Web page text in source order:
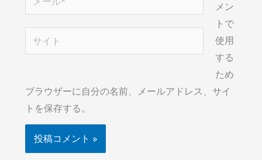
ー
ル
イ
メン
トで
使用
する
ため
ブラウザーに自分の名前、メールアドレス、サイ
トを保存する。